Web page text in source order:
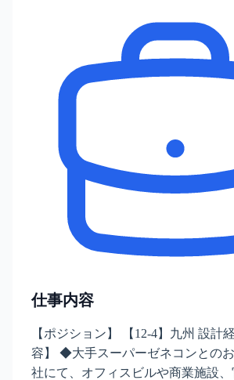
仕事内容
【ポジション】 【12-4】九州 設計
容】 ◆大手スーパーゼネコンとの
社にて、オフィスビルや商業施設